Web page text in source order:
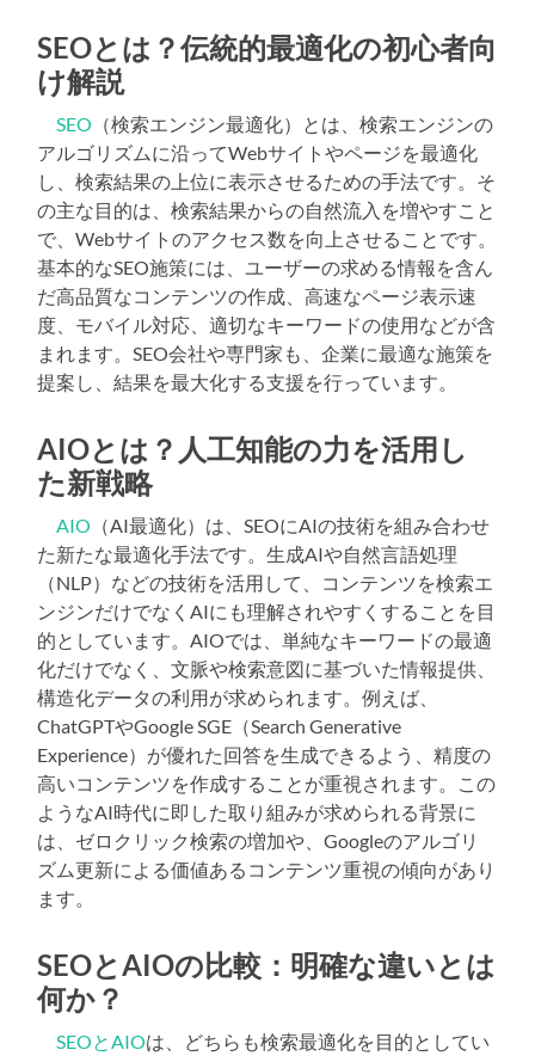
SEOとは？伝統的最適化の初心者向
け解説
SEO （検索エンジン最適化）とは、検索エンジンの
アルゴリズムに沿ってWebサイトやページを最適化
し、検索結果の上位に表示させるための手法です。そ
の主な目的は、検索結果からの自然流入を増やすこと
で、Webサイトのアクセス数を向上させることです。
基本的なSEO施策には、ユーザーの求める情報を含ん
だ高品質なコンテンツの作成、高速なページ表示速
度、モバイル対応、適切なキーワードの使用などが含
まれます。SEO会社や専門家も、企業に最適な施策を
提案し、結果を最大化する支援を行っています。
AIOとは？人工知能の力を活用し
た新戦略
AIO （AI最適化）は、SEOにAIの技術を組み合わせ
た新たな最適化手法です。生成AIや自然言語処理
（NLP）などの技術を活用して、コンテンツを検索エ
ンジンだけでなくAIにも理解されやすくすることを目
的としています。AIOでは、単純なキーワードの最適
化だけでなく、文脈や検索意図に基づいた情報提供、
構造化データの利用が求められます。例えば、
ChatGPTやGoogle SGE（Search Generative
Experience）が優れた回答を生成できるよう、精度の
高いコンテンツを作成することが重視されます。この
ようなAI時代に即した取り組みが求められる背景に
は、ゼロクリック検索の増加や、Googleのアルゴリ
ズム更新による価値あるコンテンツ重視の傾向があり
ます。
SEOとAIOの比較：明確な違いとは
何か？
SEOとAIOは、どちらも検索最適化を目的としてい